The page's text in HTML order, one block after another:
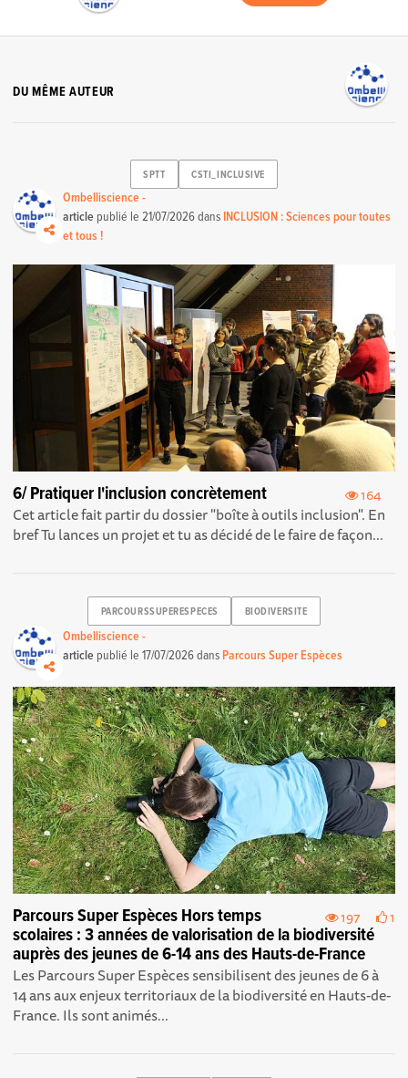
DU MÊME AUTEUR
SPTT CSTI_INCLUSIVE
Ombelliscience -
article publié le21/07/2026dans INCLUSION : Sciences pour toutes
et tous !
164
6/ Pratiquer l'inclusion concrètement
Cet article fait partir du dossier "boîte à outils inclusion". En
bref Tu lances un projet et tu as décidé de le faire de façon...
PARCOURSSUPERESPECES BIODIVERSITE
Ombelliscience -
article publié le17/07/2026dans Parcours Super Espèces
197 1
Parcours Super Espèces Hors temps
scolaires : 3 années de valorisation de la biodiversité
auprès des jeunes de 6-14 ans des Hauts-de-France
Les Parcours Super Espèces sensibilisent des jeunes de 6 à
14 ans aux enjeux territoriaux de la biodiversité en Hauts-de-
France. Ils sont animés...